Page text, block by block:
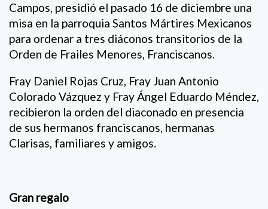
Campos, presidió el pasado 16 de diciembre una
misa en la parroquia Santos Mártires Mexicanos
para ordenar a tres diáconos transitorios de la
Orden de Frailes Menores, Franciscanos.
Fray Daniel Rojas Cruz, Fray Juan Antonio
Colorado Vázquez y Fray Ángel Eduardo Méndez,
recibieron la orden del diaconado en presencia
de sus hermanos franciscanos, hermanas
Clarisas, familiares y amigos.
Gran regalo